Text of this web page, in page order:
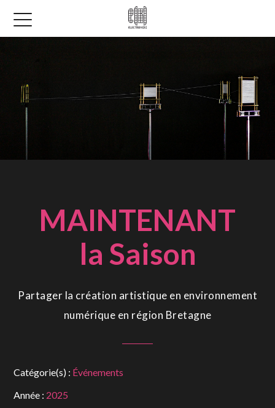
MAINTENANT
la Saison
Partager la création artistique en environnement
numérique en région Bretagne
Catégorie(s) : Événements
Année : 2025